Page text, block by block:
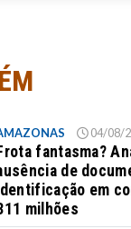
04/08/
fantasma?
de
em
milhões